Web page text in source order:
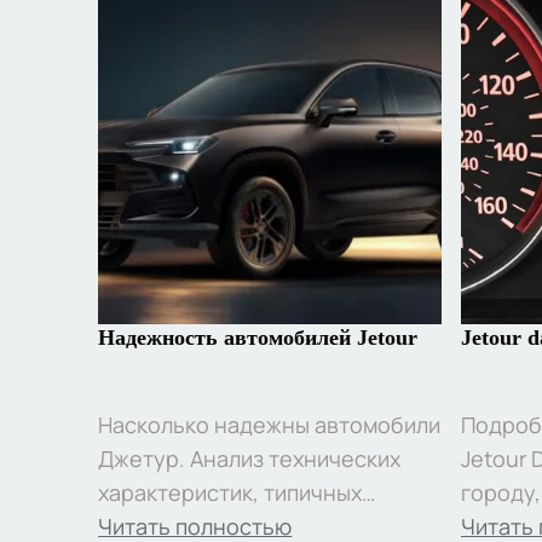
Надежность автомобилей Jetour
Насколько надежны автомобили
Джетур. Анализ технических
характеристик, типичных
неисправностей, опыта
Читать полностью
Jetour
Jetour
циклу,